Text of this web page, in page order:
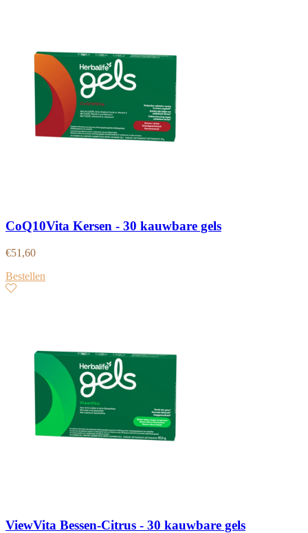
CoQ10Vita Kersen - 30 kauwbare gels
€51,60
Bestellen
ViewVita Bessen-Citrus - 30 kauwbare gels